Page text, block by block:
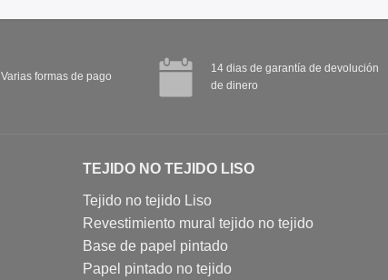
Varias formas de pago
14 dias de garantía de devolución
de dinero
TEJIDO NO TEJIDO LISO
Tejido no tejido Liso
Revestimiento mural tejido no tejido
Base de papel pintado
Papel pintado no tejido